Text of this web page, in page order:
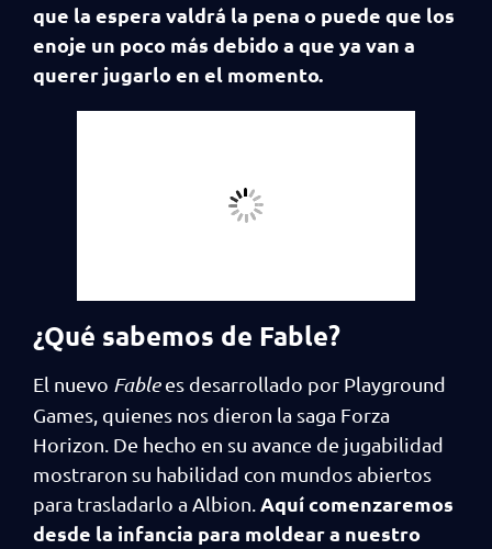
que la espera valdrá la pena o puede que los
enoje un poco más debido a que ya van a
querer jugarlo en el momento.
¿Qué sabemos de Fable?
El nuevo Fablees desarrollado por Playground
Games, quienes nos dieron la saga Forza
Horizon. De hecho en su avance de jugabilidad
mostraron su habilidad con mundos abiertos
para trasladarlo a Albion. Aquí comenzaremos
desde la infancia para moldear a nuestro